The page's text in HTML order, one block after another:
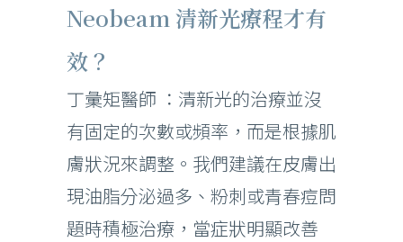
Neobeam 清新光療程才有
效？
丁彙矩醫師 ：清新光的治療並沒
有固定的次數或頻率，而是根據肌
膚狀況來調整。我們建議在皮膚出
現油脂分泌過多、粉刺或青春痘問
題時積極治療，當症狀明顯改善